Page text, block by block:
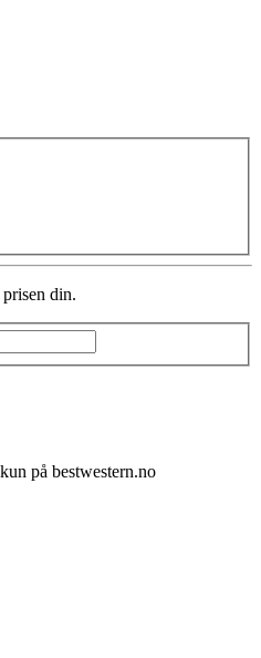
din.
på bestwestern.no